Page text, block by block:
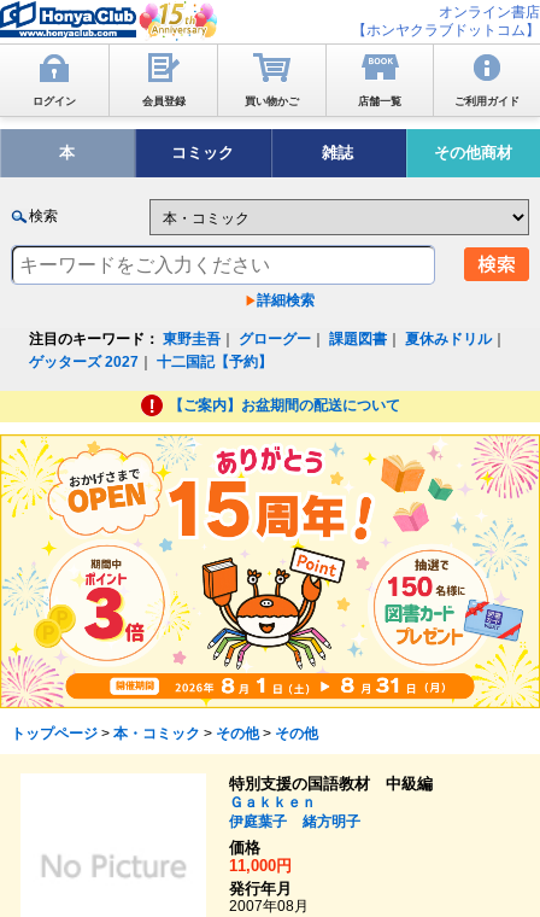
オンライン書店
【ホンヤクラブドットコム】
ログイン 会員登録 買い物かご 店舗一覧 ご利用ガイド
本 コミック 雑誌 その他商材
検索
詳細検索
注目のキーワード： 東野圭吾 グローグー ｜課題図書 ｜夏休みドリル｜
ゲッターズ 2027 ｜十二国記【予約】
【ご案内】お盆期間の配送について
トップページ> 本・コミック > その他> その他
特別支援の国語教材 中級編
Ｇａｋｋｅｎ
伊庭葉子
緒方明子
価格
11,000円
発行年月
2007年08月